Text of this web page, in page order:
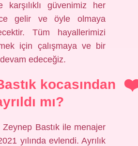
karşılıklı güvenimiz her
gelir ve öyle olmaya
Tüm hayallerimizi
için çalışmaya ve bir
edeceğiz.
kocasından
mı?
Zeynep Bastık ile menajer
yılında evlendi. Ayrılık